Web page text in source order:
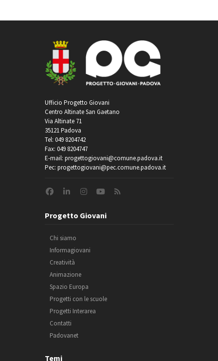
Ufficio Progetto Giovani
Centro Altinate San Gaetano
Via Altinate 71
35121 Padova
Tel: 049 8204742
Fax: 049 8204747
E-mail: progettogiovani@comune.padova.it
Pec: progettogiovani@pec.comune.padova.it
Progetto Giovani
Chi siamo
Informagiovani
Creatività
Animazione
Spazio Europa
Progetti con le scuole
Progetti Interarea
Contatti
Padovanet
Temi